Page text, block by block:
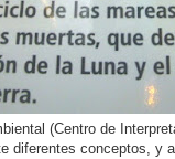
(Centro de
diferentes conceptos, y